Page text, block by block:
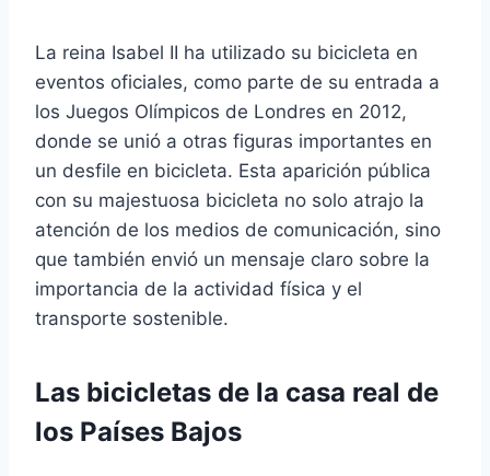
La reina Isabel II ha utilizado su bicicleta en
eventos oficiales, como parte de su entrada a
los Juegos Olímpicos de Londres en 2012,
donde se unió a otras figuras importantes en
un desfile en bicicleta. Esta aparición pública
con su majestuosa bicicleta no solo atrajo la
atención de los medios de comunicación, sino
que también envió un mensaje claro sobre la
importancia de la actividad física y el
transporte sostenible.
Las bicicletas de la casa real de
los Países Bajos